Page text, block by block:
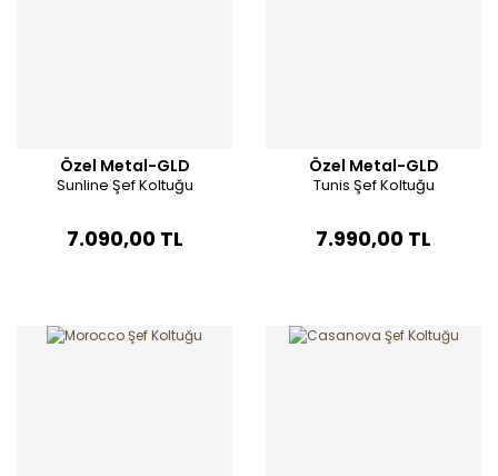
Özel Metal-GLD
Sunline Şef Koltuğu
7.090,00 TL
Özel Metal-GLD
Tunis Şef Koltuğu
7.990,00 TL